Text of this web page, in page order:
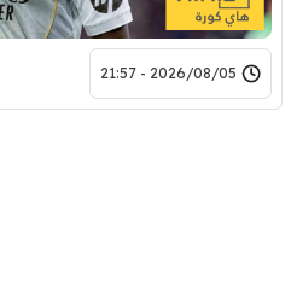
2026/08/05 - 21:57